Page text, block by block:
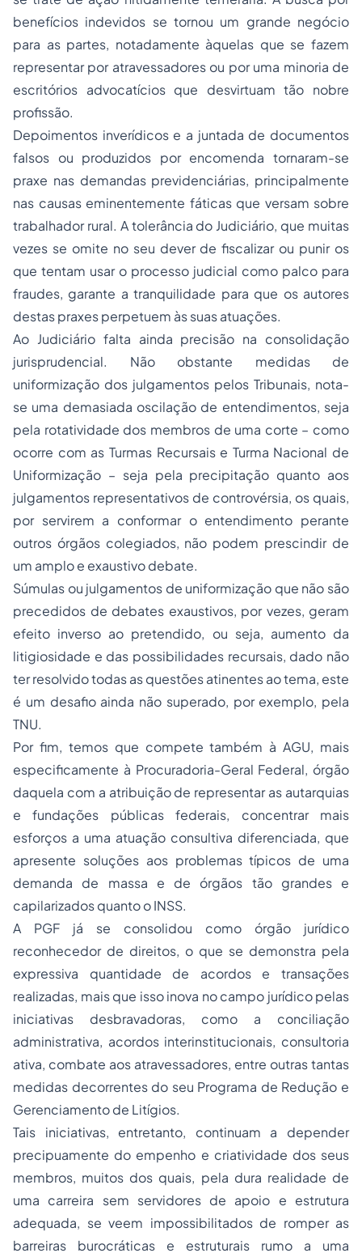
benefícios indevidos se tornou um grande negócio
para as partes, notadamente àquelas que se fazem
representar por atravessadores ou por uma minoria de
escritórios advocatícios que desvirtuam tão nobre
profissão.
Depoimentos inverídicos e a juntada de documentos
falsos ou produzidos por encomenda tornaram-se
praxe nas demandas previdenciárias, principalmente
nas causas eminentemente fáticas que versam sobre
trabalhador rural. A tolerância do Judiciário, que muitas
vezes se omite no seu dever de fiscalizar ou punir os
que tentam usar o processo judicial como palco para
fraudes, garante a tranquilidade para que os autores
destas praxes perpetuem às suas atuações.
Ao Judiciário falta ainda precisão na consolidação
jurisprudencial. Não obstante medidas de
uniformização dos julgamentos pelos Tribunais, nota-
se uma demasiada oscilação de entendimentos, seja
pela rotatividade dos membros de uma corte – como
ocorre com as Turmas Recursais e Turma Nacional de
Uniformização – seja pela precipitação quanto aos
julgamentos representativos de controvérsia, os quais,
por servirem a conformar o entendimento perante
outros órgãos colegiados, não podem prescindir de
um amplo e exaustivo debate.
Súmulas ou julgamentos de uniformização que não são
precedidos de debates exaustivos, por vezes, geram
efeito inverso ao pretendido, ou seja, aumento da
litigiosidade e das possibilidades recursais, dado não
ter resolvido todas as questões atinentes ao tema, este
é um desafio ainda não superado, por exemplo, pela
TNU.
Por fim, temos que compete também à AGU, mais
especificamente à Procuradoria-Geral Federal, órgão
daquela com a atribuição de representar as autarquias
e fundações públicas federais, concentrar mais
esforços a uma atuação consultiva diferenciada, que
apresente soluções aos problemas típicos de uma
demanda de massa e de órgãos tão grandes e
capilarizados quanto o INSS.
A PGF já se consolidou como órgão jurídico
reconhecedor de direitos, o que se demonstra pela
expressiva quantidade de acordos e transações
realizadas, mais que isso inova no campo jurídico pelas
iniciativas desbravadoras, como a conciliação
administrativa, acordos interinstitucionais, consultoria
ativa, combate aos atravessadores, entre outras tantas
medidas decorrentes do seu Programa de Redução e
Gerenciamento de Litígios.
Tais iniciativas, entretanto, continuam a depender
precipuamente do empenho e criatividade dos seus
membros, muitos dos quais, pela dura realidade de
uma carreira sem servidores de apoio e estrutura
adequada, se veem impossibilitados de romper as
barreiras burocráticas e estruturais rumo a uma